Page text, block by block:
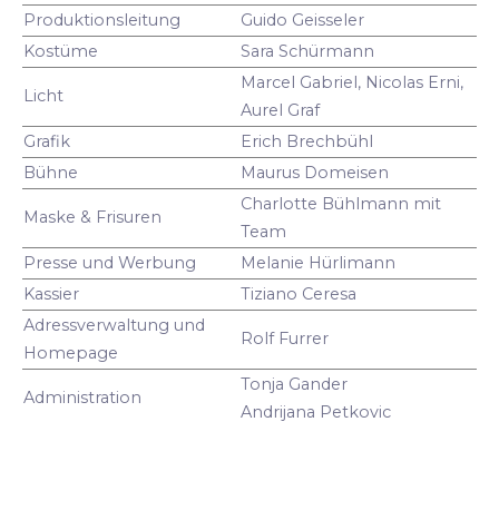
Produktionsleitung
Guido Geisseler
Kostüme
Sara Schürmann
Licht
Marcel Gabriel, Nicolas Erni,
Aurel Graf
Grafik
Erich Brechbühl
Bühne
Maurus Domeisen
Maske & Frisuren
Charlotte Bühlmann mit
Team
Presse und Werbung
Melanie Hürlimann
Kassier
Tiziano Ceresa
Adressverwaltung und
Homepage
Rolf Furrer
Administration
Tonja Gander
Andrijana Petkovic